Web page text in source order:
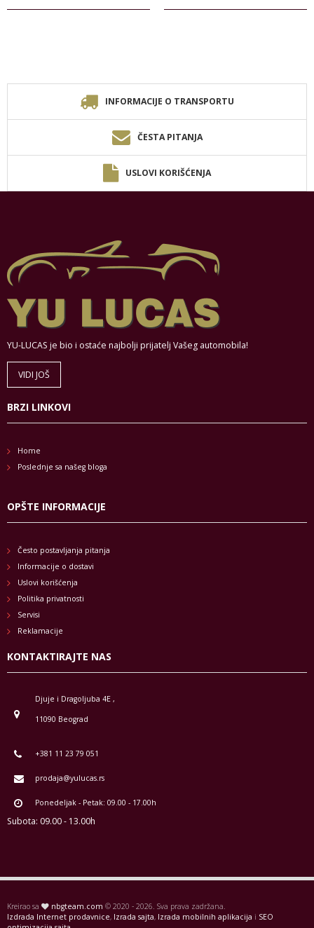
INFORMACIJE O TRANSPORTU
ČESTA PITANJA
USLOVI KORIŠĆENJA
YU-LUCAS je bio i ostaće najbolji prijatelj Vašeg automobila!
VIDI JOŠ
BRZI LINKOVI
Home
Poslednje sa našeg bloga
OPŠTE INFORMACIJE
Često postavljanja pitanja
Informacije o dostavi
Uslovi korišćenja
Politika privatnosti
Servisi
Reklamacije
KONTAKTIRAJTE NAS
Djuje i Dragoljuba 4E ,
11090 Beograd
+381 11 23 79 051
prodaja@yulucas.rs
Ponedeljak - Petak: 09.00 - 17.00h
Subota: 09.00 - 13.00h
Kreirao sa nbgteam.com © 2020 - 2026. Sva prava zadržana.
Izdrada Internet prodavnice, Izrada sajta, Izrada mobilnih aplikacija i SEO